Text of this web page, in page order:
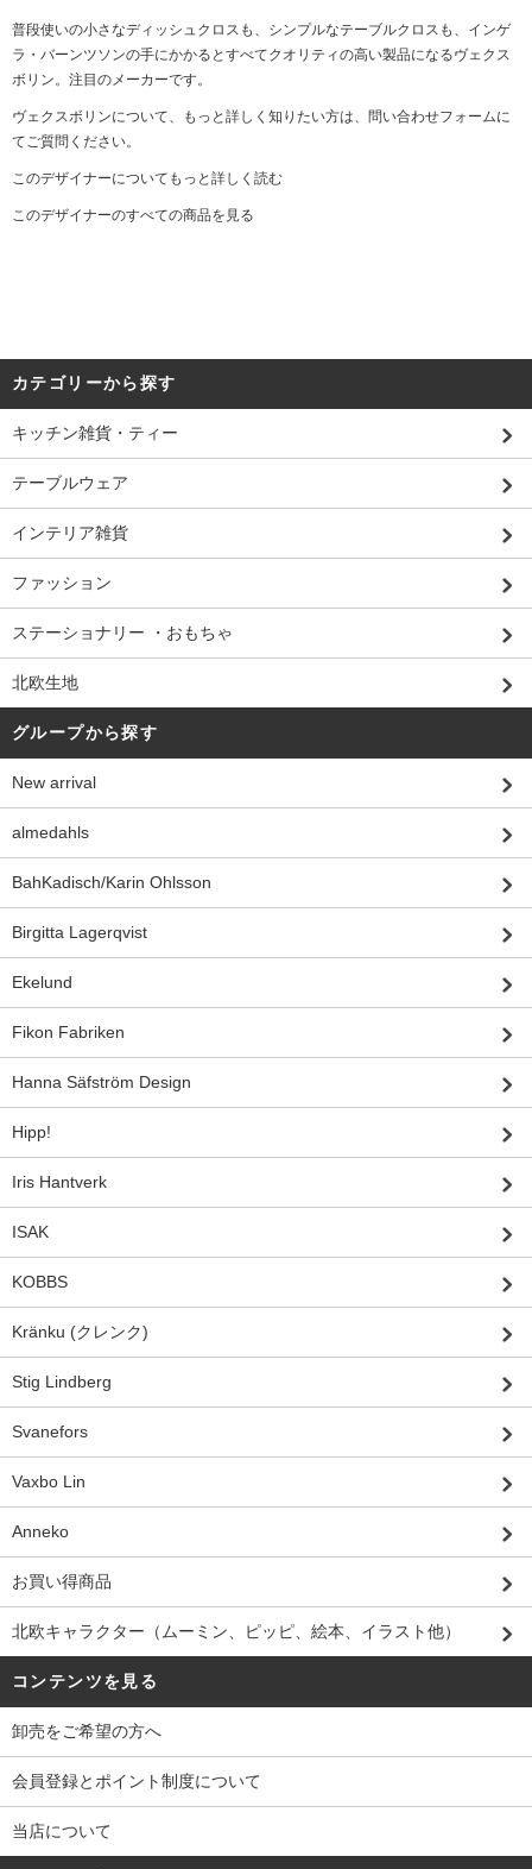
普段使いの小さなディッシュクロスも、シンプルなテーブルクロスも、インゲ
ラ・バーンツソンの手にかかるとすべてクオリティの高い製品になるヴェクス
ボリン。注目のメーカーです。
ヴェクスボリンについて、もっと詳しく知りたい方は、問い合わせフォームに
てご質問ください。
このデザイナーについてもっと詳しく読む
このデザイナーのすべての商品を見る
カテゴリーから探す
キッチン雑貨・ティー
テーブルウェア
インテリア雑貨
ファッション
ステーショナリー ・おもちゃ
北欧生地
グループから探す
New arrival
almedahls
BahKadisch/Karin Ohlsson
Birgitta Lagerqvist
Ekelund
Fikon Fabriken
Hanna Säfström Design
Hipp!
Iris Hantverk
ISAK
KOBBS
Kränku (クレンク)
Stig Lindberg
Svanefors
Vaxbo Lin
Anneko
お買い得商品
北欧キャラクター（ムーミン、ピッピ、絵本、イラスト他）
コンテンツを見る
卸売をご希望の方へ
会員登録とポイント制度について
当店について